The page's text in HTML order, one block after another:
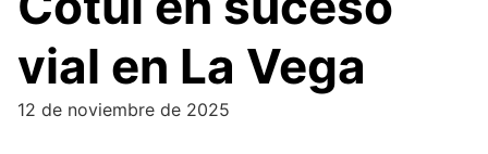
vial en La Vega
12 de noviembre de 2025